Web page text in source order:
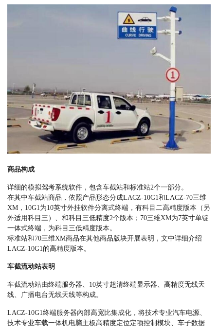
商品构成
详细的模拟驾考系统软件，包含车截站和标准站2个一部分。
在其中车截站商品，依照产品形态分成LACZ-10G1和LACZ-70三维
XM，10G1为10英寸外挂软件分离式终端，有科目二高精度版本（另
外适用科目三）、和科目三低精度2个版本；70三维XM为7英寸单锭
一体式终端，为科目三低精度版本。
标准站和70三维XM商品在其他商品版块开展表明，文中详细介绍
LACZ-10G1的高精度版本。
车截流动站表明
车截流动站由终端服务器、10英寸超清终端显示器、高精度无线天
线、广播电台无线天线等构成。
LACZ-10G1终端服务器內部高宽比集成化，将技术专业汽车电源、
技术专业车载一体机电脑主板高精度定位定项控制模块、车子数据